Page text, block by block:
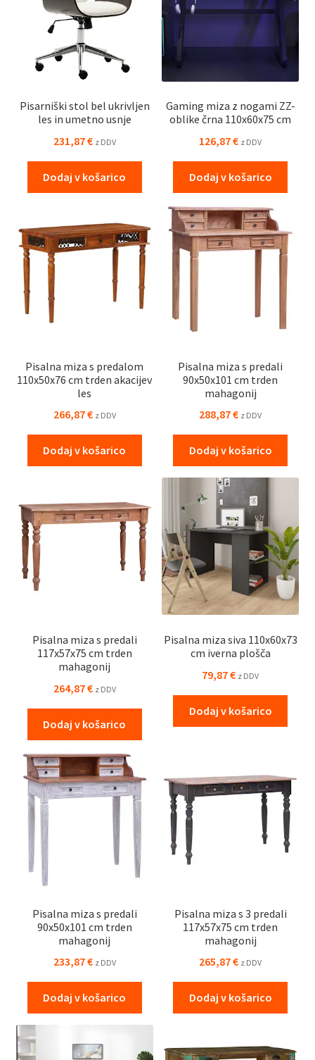
Pisarniški stol bel ukrivljen
les in umetno usnje
231,87€ z DDV
Dodaj v košarico
Gaming miza z nogami ZZ-
oblike črna 110x60x75 cm
126,87€ z DDV
Dodaj v košarico
Pisalna miza s predalom
110x50x76 cm trden akacijev
les
266,87€ z DDV
Dodaj v košarico
Pisalna miza s predali
90x50x101 cm trden
mahagonij
288,87€ z DDV
Dodaj v košarico
Pisalna miza s predali
117x57x75 cm trden
mahagonij
264,87€ z DDV
Dodaj v košarico
Pisalna miza siva 110x60x73
cm iverna plošča
79,87€ z DDV
Dodaj v košarico
Pisalna miza s predali
90x50x101 cm trden
mahagonij
233,87€ z DDV
Dodaj v košarico
Pisalna miza s 3 predali
117x57x75 cm trden
mahagonij
265,87€ z DDV
Dodaj v košarico